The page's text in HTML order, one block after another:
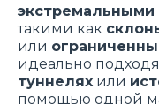
экстремальными
такими как
или
идеально
туннелях или
помощью одной